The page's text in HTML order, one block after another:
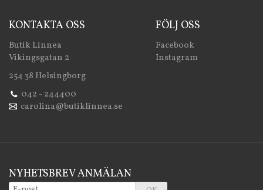
KONTAKTA OSS
Butik Linnea
Vikingsgatan 2
254 38 Helsingborg
042 - 244400
carolina@butiklinnea.se
FÖLJ OSS
Facebook
Instagram
NYHETSBREV ANMÄLAN